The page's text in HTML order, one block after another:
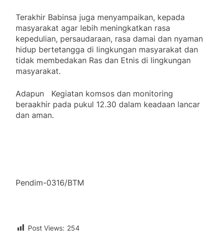
Terakhir Babinsa juga menyampaikan, kepada
masyarakat agar lebih meningkatkan rasa
kepedulian, persaudaraan, rasa damai dan nyaman
hidup bertetangga di lingkungan masyarakat dan
tidak membedakan Ras dan Etnis di lingkungan
masyarakat.
Adapun Kegiatan komsos dan monitoring
beraakhir pada pukul 12.30 dalam keadaan lancar
dan aman.
Pendim-0316/BTM
Post Views: 254